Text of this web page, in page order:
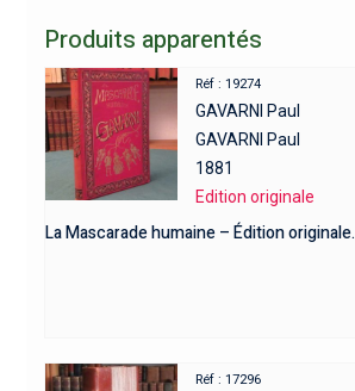
Produits apparentés
Réf : 19274
GAVARNI Paul
GAVARNI Paul
1881
Edition originale
La Mascarade humaine – Édition originale.
Réf : 17296